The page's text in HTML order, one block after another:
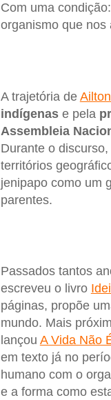
Com uma
organismo que nos
A trajetória de
indígenase pela
Assembleia
Durante o
territórios
jenipapo como um
parentes.
Passados tantos
escreveu o livro
páginas, propõe
mundo. Mais
lançou A Vida Não
em texto já no
humano com o
e a forma como